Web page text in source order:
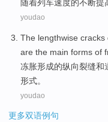
随着列车速度的不断提
youdao
The lengthwise cracks
are the main forms of
冻胀形成的纵向裂缝和
形式。
youdao
更多双语例句